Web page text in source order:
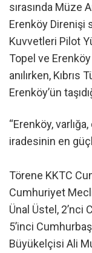
sırasında Müze
Erenköy Direnişi
Kuvvetleri Pilot
Topel ve
anılırken,
Erenköy’ün
“Erenköy,
iradesinin en
Törene KKTC
Cumhuriyet
Ünal Üstel, 2’nci
5’inci
Büyükelçisi Ali